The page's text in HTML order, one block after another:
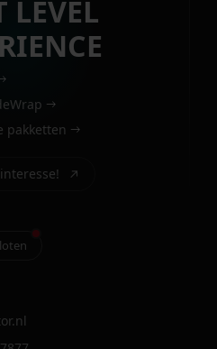
LEVEL
pakketten